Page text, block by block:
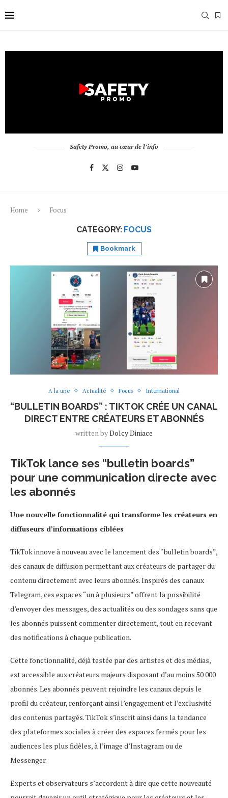
Safety Promo, au cœur de l’info
Home Focus
CATEGORY: FOCUS
Bookmark
A la une Actualité Focus International
“BULLETIN BOARDS” : TIKTOK CRÉE UN CANAL
DIRECT ENTRE CRÉATEURS ET ABONNÉS
written byDolcy Diniace
TikTok lance ses “bulletin boards”
pour une communication directe avec
les abonnés
Une nouvelle fonctionnalité qui transforme les créateurs en
diffuseurs d’informations ciblées
TikTok innove à nouveau avec le lancement des “bulletin boards”,
des canaux de diffusion permettant aux créateurs de partager du
contenu directement avec leurs abonnés. Inspirés des canaux
Telegram, ces espaces “un à plusieurs” offrent la possibilité
d’envoyer des messages, des actualités ou des sondages sans que
les abonnés puissent commenter directement, tout en recevant
des notifications à chaque publication.
Cette fonctionnalité, déjà testée par des artistes et des médias,
est accessible aux créateurs majeurs disposant d’au moins 50 000
abonnés. Les abonnés peuvent rejoindre les canaux depuis le
profil du créateur, renforçant ainsi l’engagement et l’exclusivité
des contenus partagés. TikTok s’inscrit ainsi dans la tendance
des plateformes sociales à créer des espaces fermés pour les
audiences les plus fidèles, à l’image d’Instagram ou de
Messenger.
Experts et observateurs s’accordent à dire que cette nouveauté